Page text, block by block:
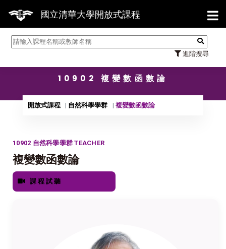
國立清華大學開放式課程
進階搜尋
【7/
10902 複變數函數論
開放式課程 自然科學學群 複變數函數論
10902 自然科學學群 TEACHER
複變數函數論
課程試聽